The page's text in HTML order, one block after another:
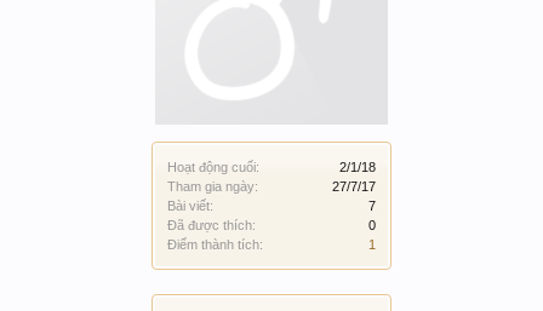
Hoạt động cuối:
2/1/18
Tham gia ngày:
27/7/17
Bài viết:
7
Đã được thích:
0
Điểm thành tích:
1